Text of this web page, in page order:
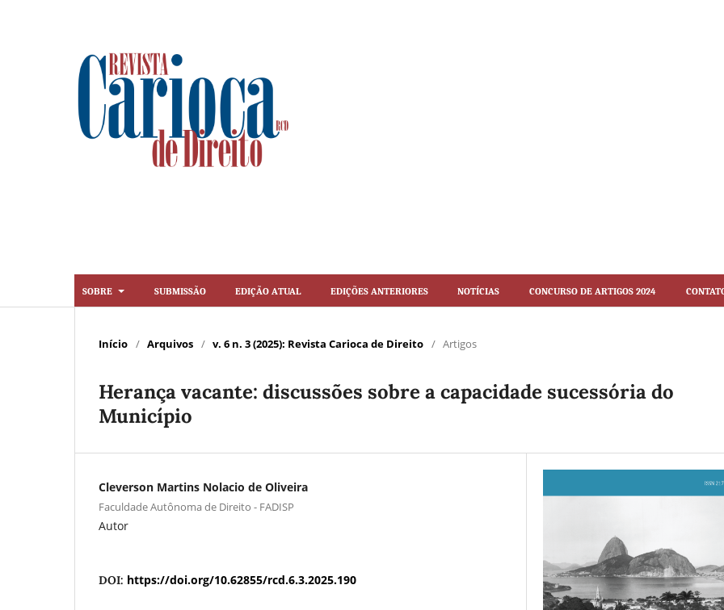
Sobre Submissão Edição Atual Edições Anteriores Notícias Concurso de artigos 2024
Início / Arquivos / v. 6 n. 3 (2025): Revista Carioca de Direito / Artigos
Herança vacante: discussões sobre a capacidade sucessória do
Município
Cleverson Martins Nolacio de Oliveira
Faculdade Autônoma de Direito - FADISP
Autor
DOI: https://doi.org/10.62855/rcd.6.3.2025.190